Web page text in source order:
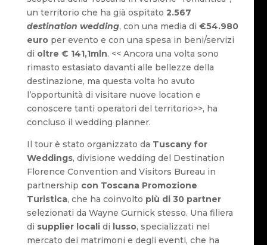
un territorio che ha già ospitato 2.567
destination wedding, con una media di €54.980
europer evento e con una spesa in beni/servizi
di oltre € 141,1mln. << Ancora una volta sono
rimasto estasiato davanti alle bellezze della
destinazione, ma questa volta ho avuto
l’opportunità di visitare nuove location e
conoscere tanti operatori del territorio>>, ha
concluso il wedding planner.
Il tour è stato organizzato da Tuscany for
Weddings, divisione wedding del Destination
Florence Convention and Visitors Bureau in
partnership con Toscana Promozione
Turistica, che ha coinvolto più di 30 partner
selezionati da Wayne Gurnick stesso. Una filiera
di supplier localidi lusso, specializzati nel
mercato dei matrimoni e degli eventi, che ha